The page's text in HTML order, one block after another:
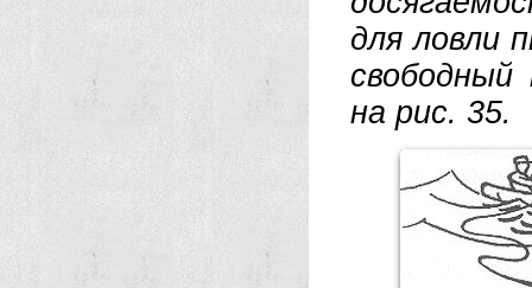
для лов­ли
сво­бод­ный
на рис.